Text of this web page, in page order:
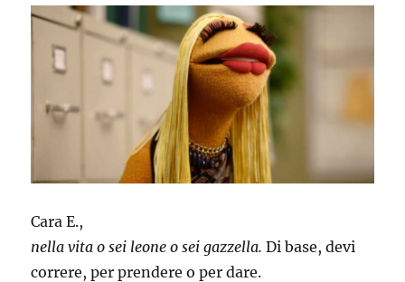
Cara E.,
nella vita o sei leone o sei gazzella. Di base, devi
correre, per prendere o per dare.